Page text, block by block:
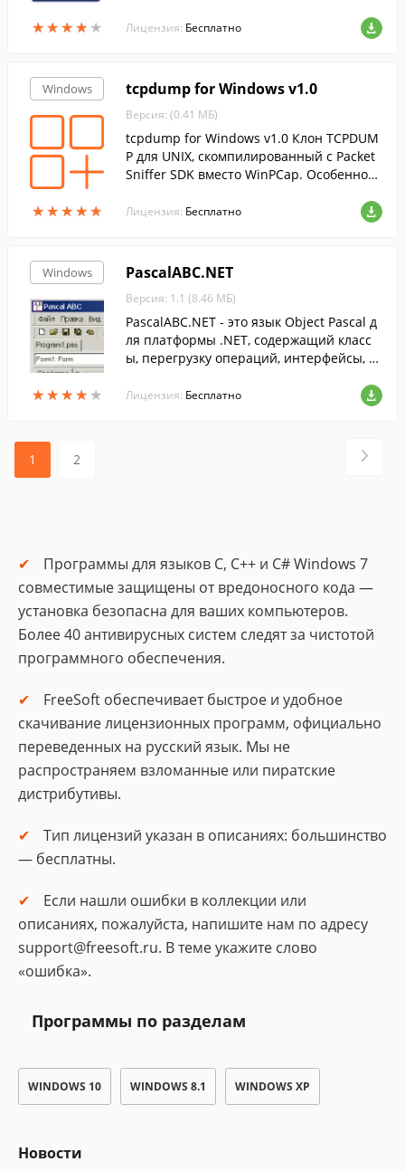
★★★★ ★
★★★★ ★ Лицензия: Бесплатно
Windows
★★★★★
★★★★★
tcpdump for Windows v1.0
Версия: (0.41 МБ)
tcpdump for Windows v1.0 Клон TCPDUM
P для UNIX, скомпилированный с Packet
Sniffer SDK вместо WinPCap. Особенност
становки драйвера и перезапу…
Лицензия: Бесплатно
Windows
★★★★ ★
★★★★ ★
PascalABC.NET
Версия: 1.1 (8.46 МБ)
PascalABC.NET - это язык Object Pascal д
ля платформы .NET, содержащий класс
ы, перегрузку операций, интерфейсы, и
мусора. Включает простую визуальную
Лицензия: Бесплатно
1 2
Программы для языков C, С++ и С# Windows 7
совместимые защищены от вредоносного кода —
установка безопасна для ваших компьютеров.
Более 40 антивирусных систем следят за чистотой
программного обеспечения.
FreeSoft обеспечивает быстрое и удобное
скачивание лицензионных программ, официально
переведенных на русский язык. Мы не
распространяем взломанные или пиратские
дистрибутивы.
Тип лицензий указан в описаниях: большинство
— бесплатны.
Если нашли ошибки в коллекции или
описаниях, пожалуйста, напишите нам по адресу
support@freesoft.ru. В теме укажите слово
«ошибка».
Программы по разделам
WINDOWS 10 WINDOWS 8.1 WINDOWS XP
Новости